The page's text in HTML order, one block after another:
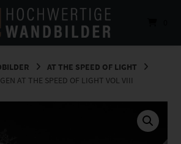
AT THE SPEED OF LIGHT
AT THE SPEED OF LIGHT VOL VIII